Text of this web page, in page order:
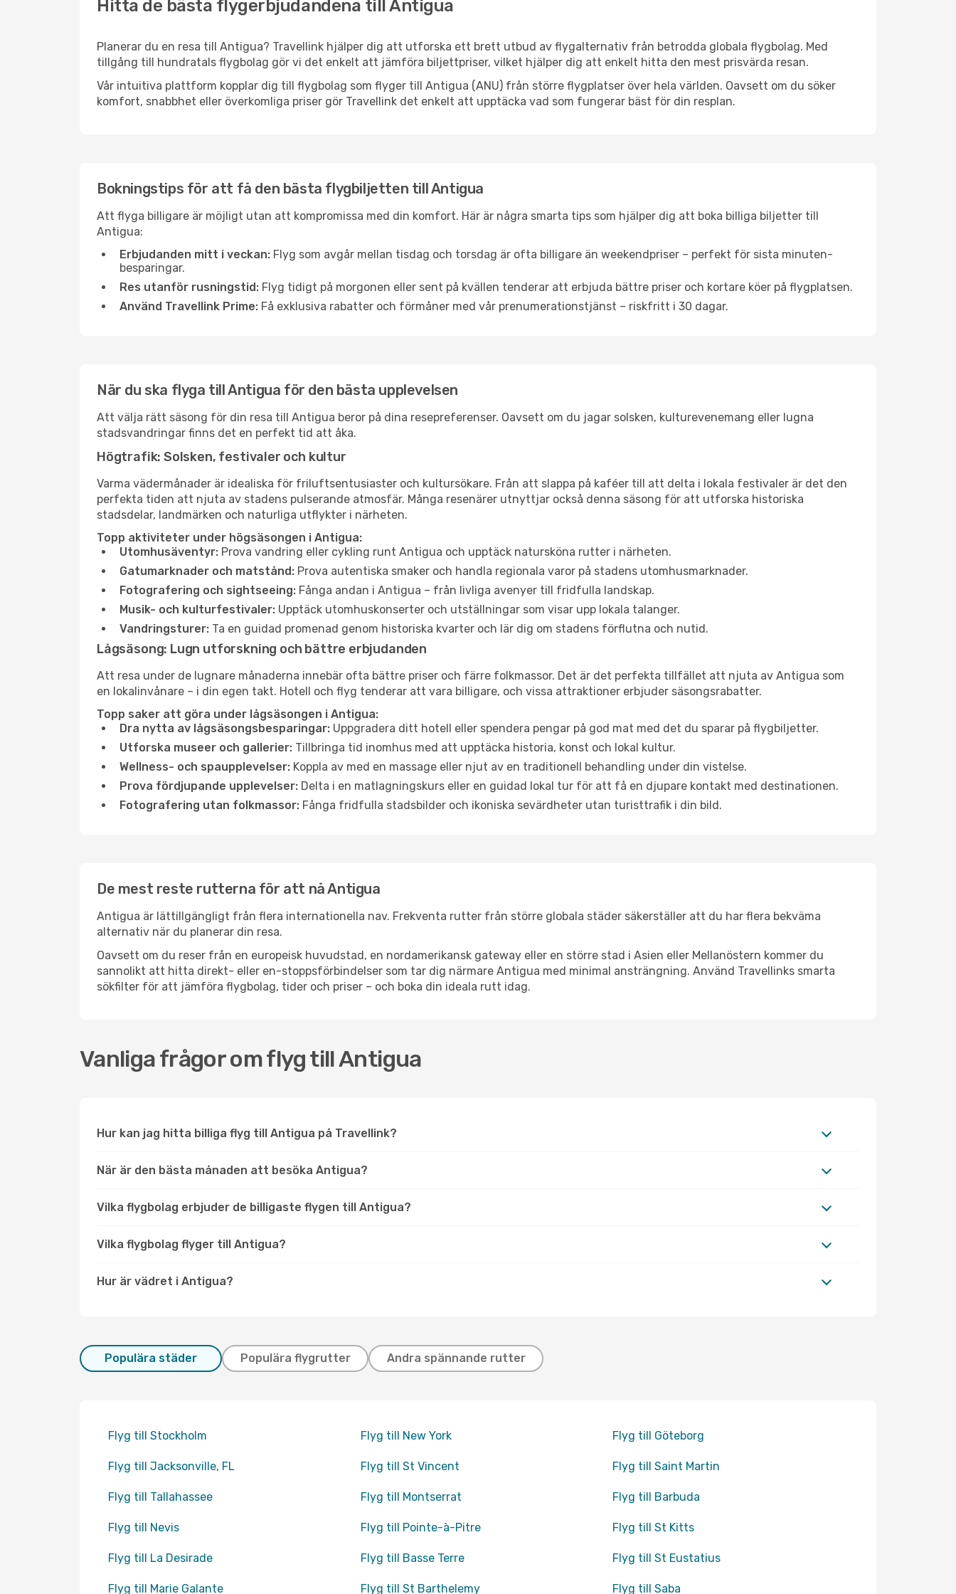
Hitta de bästa flygerbjudandena till Antigua
Planerar du en resa till Antigua? Travellink hjälper dig att utforska ett brett utbud av flygalternativ från betrodda globala flygbolag. Med
tillgång till hundratals flygbolag gör vi det enkelt att jämföra biljettpriser, vilket hjälper dig att enkelt hitta den mest prisvärda resan.
Vår intuitiva plattform kopplar dig till flygbolag som flyger till Antigua (ANU) från större flygplatser över hela världen. Oavsett om du söker
komfort, snabbhet eller överkomliga priser gör Travellink det enkelt att upptäcka vad som fungerar bäst för din resplan.
Bokningstips för att få den bästa flygbiljetten till Antigua
Att flyga billigare är möjligt utan att kompromissa med din komfort. Här är några smarta tips som hjälper dig att boka billiga biljetter till
Antigua:
Erbjudanden mitt i veckan: Flyg som avgår mellan tisdag och torsdag är ofta billigare än weekendpriser – perfekt för sista minuten-
besparingar.
Res utanför rusningstid: Flyg tidigt på morgonen eller sent på kvällen tenderar att erbjuda bättre priser och kortare köer på flygplatsen.
Använd Travellink Prime: Få exklusiva rabatter och förmåner med vår prenumerationstjänst – riskfritt i 30 dagar.
När du ska flyga till Antigua för den bästa upplevelsen
Att välja rätt säsong för din resa till Antigua beror på dina resepreferenser. Oavsett om du jagar solsken, kulturevenemang eller lugna
stadsvandringar finns det en perfekt tid att åka.
Högtrafik: Solsken, festivaler och kultur
Varma vädermånader är idealiska för friluftsentusiaster och kultursökare. Från att slappa på kaféer till att delta i lokala festivaler är det den
perfekta tiden att njuta av stadens pulserande atmosfär. Många resenärer utnyttjar också denna säsong för att utforska historiska
stadsdelar, landmärken och naturliga utflykter i närheten.
Topp aktiviteter under högsäsongen i Antigua:
Utomhusäventyr: Prova vandring eller cykling runt Antigua och upptäck natursköna rutter i närheten.
Gatumarknader och matstånd: Prova autentiska smaker och handla regionala varor på stadens utomhusmarknader.
Fotografering och sightseeing: Fånga andan i Antigua – från livliga avenyer till fridfulla landskap.
Musik- och kulturfestivaler: Upptäck utomhuskonserter och utställningar som visar upp lokala talanger.
Vandringsturer: Ta en guidad promenad genom historiska kvarter och lär dig om stadens förflutna och nutid.
Lågsäsong: Lugn utforskning och bättre erbjudanden
Att resa under de lugnare månaderna innebär ofta bättre priser och färre folkmassor. Det är det perfekta tillfället att njuta av Antigua som
en lokalinvånare – i din egen takt. Hotell och flyg tenderar att vara billigare, och vissa attraktioner erbjuder säsongsrabatter.
Topp saker att göra under lågsäsongen i Antigua:
Dra nytta av lågsäsongsbesparingar: Uppgradera ditt hotell eller spendera pengar på god mat med det du sparar på flygbiljetter.
Utforska museer och gallerier: Tillbringa tid inomhus med att upptäcka historia, konst och lokal kultur.
Wellness- och spaupplevelser: Koppla av med en massage eller njut av en traditionell behandling under din vistelse.
Prova fördjupande upplevelser: Delta i en matlagningskurs eller en guidad lokal tur för att få en djupare kontakt med destinationen.
Fotografering utan folkmassor: Fånga fridfulla stadsbilder och ikoniska sevärdheter utan turisttrafik i din bild.
De mest reste rutterna för att nå Antigua
Antigua är lättillgängligt från flera internationella nav. Frekventa rutter från större globala städer säkerställer att du har flera bekväma
alternativ när du planerar din resa.
Oavsett om du reser från en europeisk huvudstad, en nordamerikansk gateway eller en större stad i Asien eller Mellanöstern kommer du
sannolikt att hitta direkt- eller en-stoppsförbindelser som tar dig närmare Antigua med minimal ansträngning. Använd Travellinks smarta
sökfilter för att jämföra flygbolag, tider och priser – och boka din ideala rutt idag.
Vanliga frågor om flyg till Antigua
Hur kan jag hitta billiga flyg till Antigua på Travellink?
När är den bästa månaden att besöka Antigua?
Vilka flygbolag erbjuder de billigaste flygen till Antigua?
Vilka flygbolag flyger till Antigua?
Hur är vädret i Antigua?
Populära städer Populära flygrutter Andra spännande rutter
Flyg till Stockholm Flyg till New York Flyg till Göteborg
Flyg till Jacksonville, FL Flyg till St Vincent Flyg till Saint Martin
Flyg till Tallahassee Flyg till Montserrat Flyg till Barbuda
Flyg till Nevis Flyg till Pointe-à-Pitre Flyg till St Kitts
Flyg till La Desirade Flyg till Basse Terre Flyg till St Eustatius
Flyg till Marie Galante Flyg till St Barthelemy Flyg till Saba